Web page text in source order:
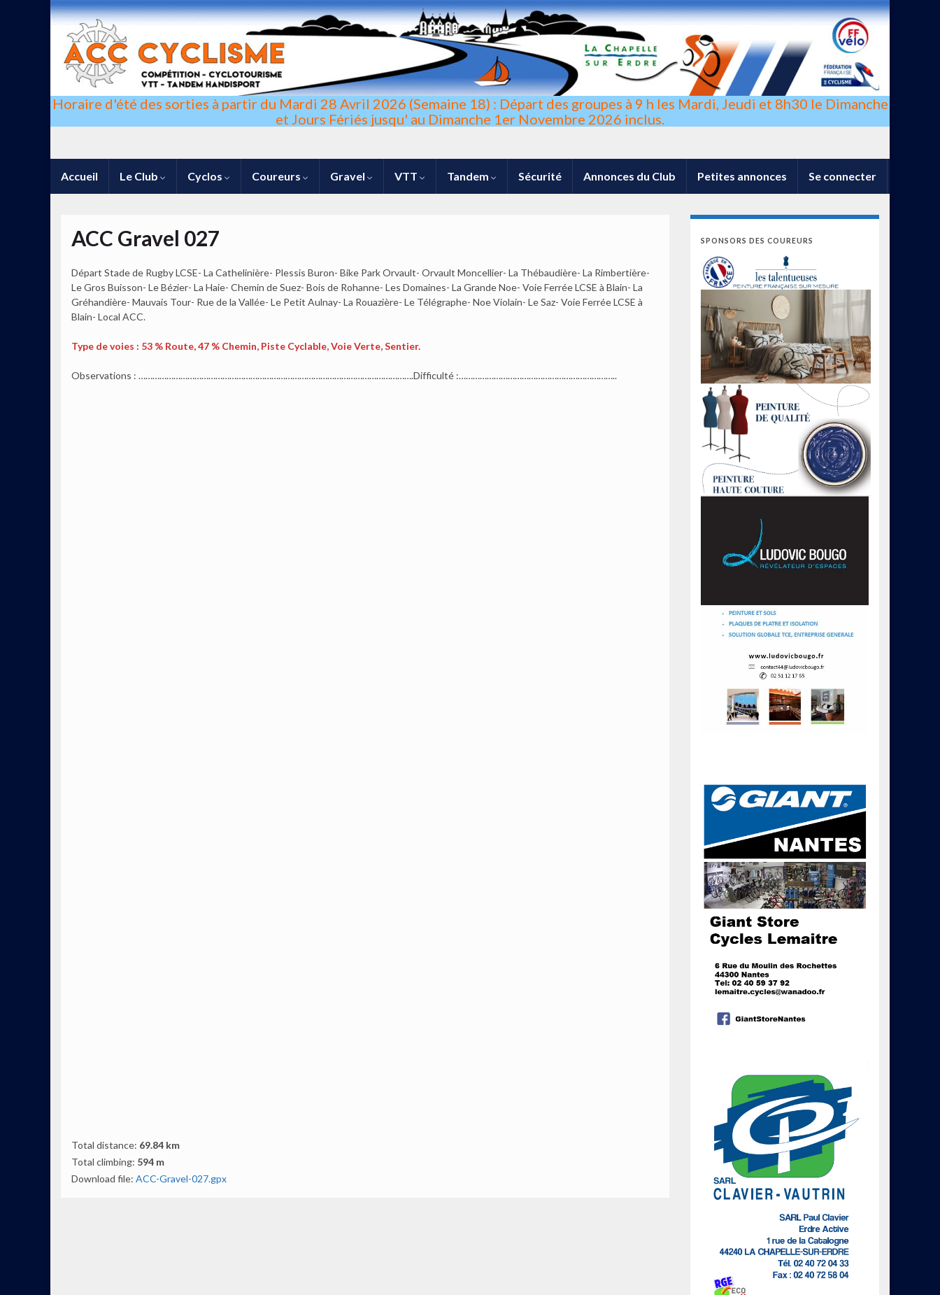
Horaire d'été des sorties à partir du Mardi 28 Avril 2026 (Semaine 18) : Départ des groupes à 9 h les Mardi, Jeudi et 8h30 le Dimanche
et Jours Fériés jusqu' au Dimanche 1er Novembre 2026 inclus.
Accueil Le Club Cyclos Coureurs Gravel VTT Tandem Sécurité Annonces du Club Petites annonces Se connecter
ACC Gravel 027
Départ Stade de Rugby LCSE- La Cathelinière- Plessis Buron- Bike Park Orvault- Orvault Moncellier- La Thébaudière- La Rimbertière-
Le Gros Buisson- Le Bézier- La Haie- Chemin de Suez- Bois de Rohanne- Les Domaines- La Grande Noe- Voie Ferrée LCSE à Blain- La
Gréhandière- Mauvais Tour- Rue de la Vallée- Le Petit Aulnay- La Rouazière- Le Télégraphe- Noe Violain- Le Saz- Voie Ferrée LCSE à
Blain- Local ACC.
Type de voies : 53 % Route, 47 % Chemin, Piste Cyclable, Voie Verte, Sentier.
Observations : ……………………………………………………………………………………………………….Difficulté :…………………………………………………………..
Total distance: 69.84 km
Total climbing: 594 m
Download file: ACC-Gravel-027.gpx
SPONSORS DES COUREURS